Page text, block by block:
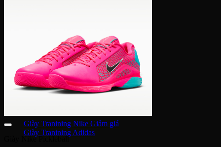
Giày bóng đá Puma
Giày Golf
Giày Golf Nike
Giày Golf Adidas
Giày Tranining Nike
Giày Tranining Adidas
Giày Nike Pickleball